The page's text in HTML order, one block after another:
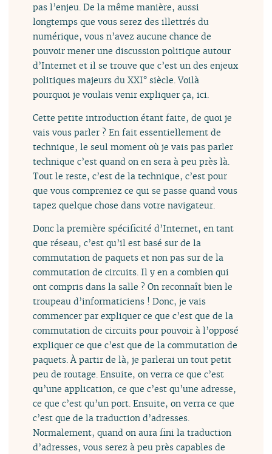
pas l’enjeu. De la même manière, aussi
longtemps que vous serez des illettrés du
numérique, vous n’avez aucune chance de
pouvoir mener une discussion politique autour
d’Internet et il se trouve que c’est un des enjeux
politiques majeurs du XXI° siècle. Voilà
pourquoi je voulais venir expliquer ça, ici.
Cette petite introduction étant faite, de quoi je
vais vous parler ? En fait essentiellement de
technique, le seul moment où je vais pas parler
technique c’est quand on en sera à peu près là.
Tout le reste, c’est de la technique, c’est pour
que vous compreniez ce qui se passe quand vous
tapez quelque chose dans votre navigateur.
Donc la première spécificité d’Internet, en tant
que réseau, c’est qu’il est basé sur de la
commutation de paquets et non pas sur de la
commutation de circuits. Il y en a combien qui
ont compris dans la salle ? On reconnaît bien le
troupeau d’informaticiens ! Donc, je vais
commencer par expliquer ce que c’est que de la
commutation de circuits pour pouvoir à l’opposé
expliquer ce que c’est que de la commutation de
paquets. À partir de là, je parlerai un tout petit
peu de routage. Ensuite, on verra ce que c’est
qu’une application, ce que c’est qu’une adresse,
ce que c’est qu’un port. Ensuite, on verra ce que
c’est que de la traduction d’adresses.
Normalement, quand on aura fini la traduction
d’adresses, vous serez à peu près capables de